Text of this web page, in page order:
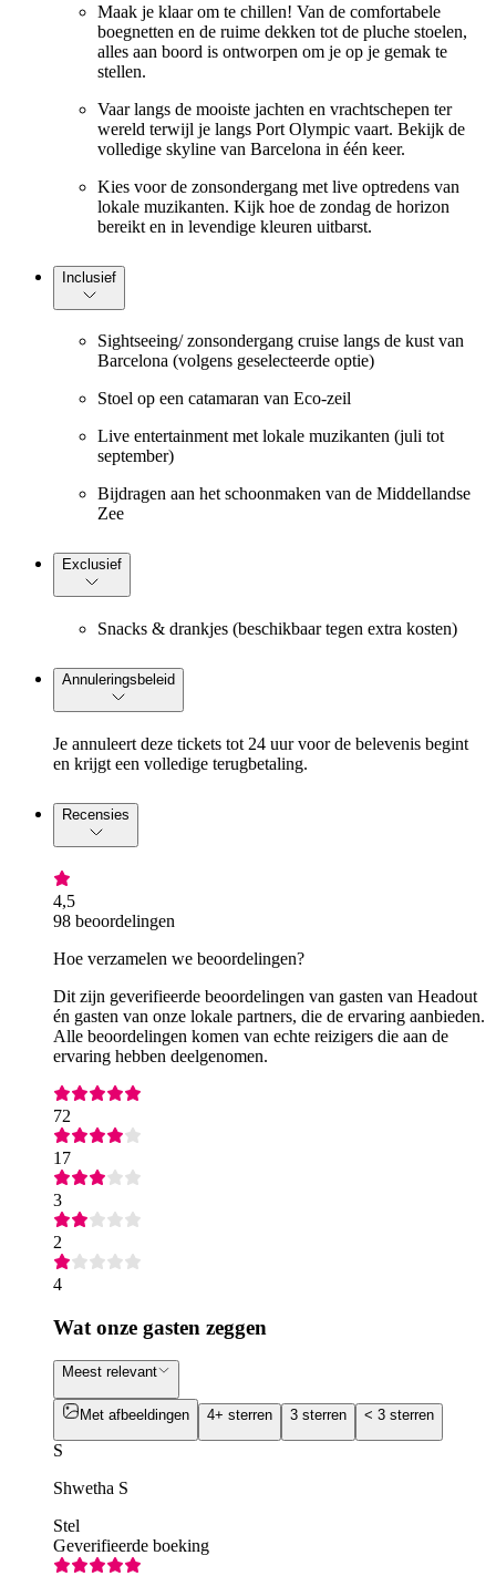
Maak je klaar om te chillen! Van de comfortabele
boegnetten en de ruime dekken tot de pluche stoelen,
alles aan boord is ontworpen om je op je gemak te
stellen.
Vaar langs de mooiste jachten en vrachtschepen ter
wereld terwijl je langs Port Olympic vaart. Bekijk de
volledige skyline van Barcelona in één keer.
Kies voor de zonsondergang met live optredens van
lokale muzikanten. Kijk hoe de zondag de horizon
bereikt en in levendige kleuren uitbarst.
Inclusief
Sightseeing/ zonsondergang cruise langs de kust van
Barcelona (volgens geselecteerde optie)
Stoel op een catamaran van Eco-zeil
Live entertainment met lokale muzikanten (juli tot
september)
Bijdragen aan het schoonmaken van de Middellandse
Zee
Exclusief
Snacks & drankjes (beschikbaar tegen extra kosten)
Annuleringsbeleid
Je annuleert deze tickets tot 24 uur voor de belevenis begint
en krijgt een volledige terugbetaling.
Recensies
4,5
98 beoordelingen
Hoe verzamelen we beoordelingen?
Dit zijn geverifieerde beoordelingen van gasten van Headout
én gasten van onze lokale partners, die de ervaring aanbieden.
Alle beoordelingen komen van echte reizigers die aan de
ervaring hebben deelgenomen.
72
17
3
2
4
Wat onze gasten zeggen
Meest relevant
Met afbeeldingen 4+ sterren 3 sterren < 3 sterren
S
Shwetha S
Stel
Geverifieerde boeking